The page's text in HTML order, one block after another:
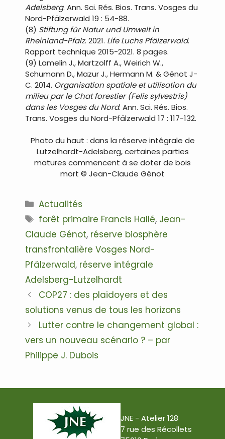
Adelsberg. Ann. Sci. Rés. Bios. Trans. Vosges du
Nord-Pfälzerwald 19 : 54-88.
(8) Stiftung für Natur und Umwelt in
Rheinland-Pfalz. 2021. Life Luchs Pfälzerwald.
Rapport technique 2015-2021. 8 pages.
(9) Lamelin J., Martzolff A., Weirich W.,
Schumann D., Mazur J., Hermann M. & Génot J-
C. 2014. Organisation spatiale et utilisation du
milieu par le Chat forestier (Felis sylvestris)
dans les Vosges du Nord. Ann. Sci. Rés. Bios.
Trans. Vosges du Nord-Pfälzerwald 17 : 117-132.
Photo du haut : dans la réserve intégrale de
Lutzelhardt-Adelsberg, certaines parties
matures commencent à se doter de bois
mort © Jean-Claude Génot
Catégories
Actualités
Étiquettes
forêt primaire Francis Hallé, Jean-
Claude Génot, réserve biosphère
transfrontalière Vosges Nord-
Pfälzerwald, réserve intégrale
Adelsberg-Lutzelhardt
Navigation
des
COP27 : des plaidoyers et des
solutions venus de tous les horizons
Lutter contre le changement global :
vers un nouveau scénario ? – par
Philippe J. Dubois
JNE - Atelier 128
7 rue des Récollets